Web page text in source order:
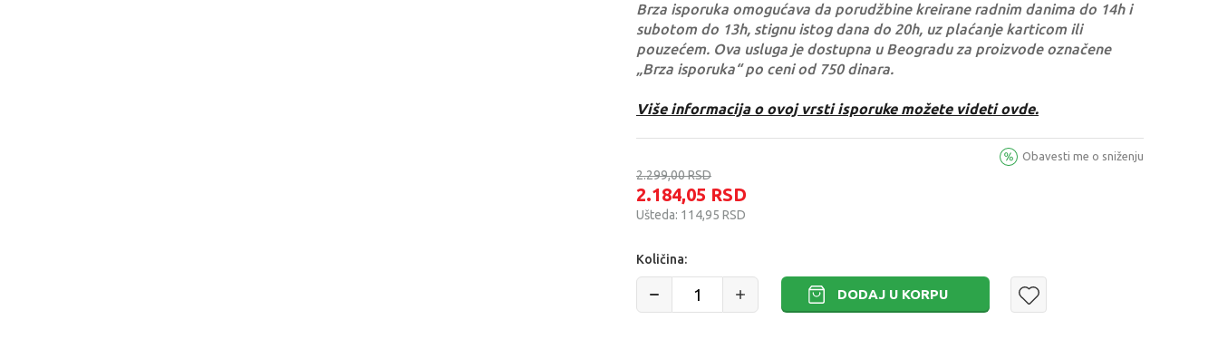
Brza isporuka omogućava da porudžbine kreirane radnim danima do 14h i
subotom do 13h, stignu istog dana do 20h, uz plaćanje karticom ili
pouzećem. Ova usluga je dostupna u Beogradu za proizvode označene
„Brza isporuka“ po ceni od 750 dinara.
Više informacija o ovoj vrsti isporuke možete videti ovde.
2.299,00RSD
2.184,05 RSD
Ušteda: 114,95 RSD
Obavesti me o sniženju
Količina:
DODAJ U KORPU